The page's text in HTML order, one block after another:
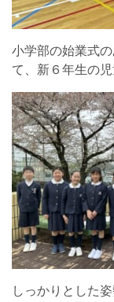
小学部の始業式
て、新６年生の
しっかりとした